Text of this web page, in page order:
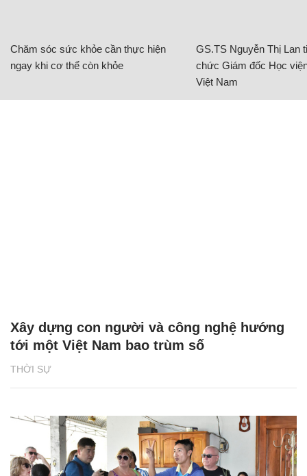
Chăm sóc sức khỏe cần thực hiện
ngay khi cơ thể còn khỏe
GS.TS Nguyễn Thị Lan
chức Giám đốc Học
Việt Nam
THỜI SỰ
Xây dựng con người và công nghệ hướng
tới một Việt Nam bao trùm số